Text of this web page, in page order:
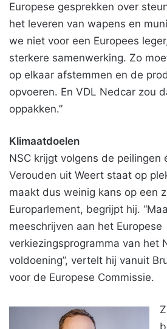
Europese gesprekken over
het leveren van wapens en
we niet voor een Europees
sterkere samenwerking. Zo
op elkaar afstemmen en de
opvoeren. En VDL Nedcar zou
oppakken.”
Klimaatdoelen
NSC krijgt volgens de peilingen
Verouden uit Weert staat op
maakt dus weinig kans op een
Europarlement, begrijpt hij.
meeschrijven aan het Europese
verkiezingsprogramma van het
voldoening”, vertelt hij vanuit
voor de Europese Commissie.